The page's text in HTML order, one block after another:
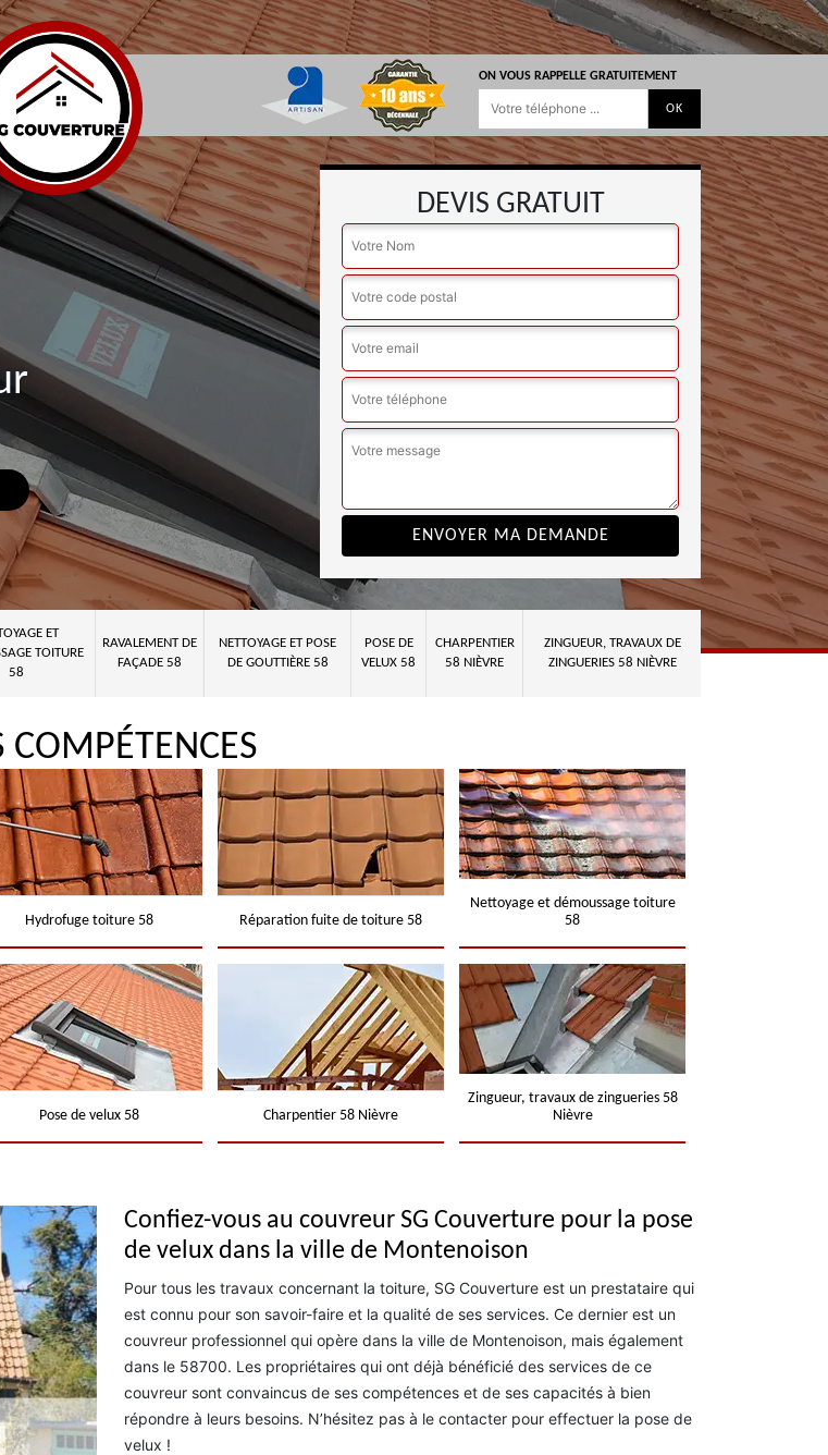
ON VOUS RAPPELLE GRATUITEMENT
DEVIS GRATUIT
ET
TOITURE
58
RAVALEMENT DE
FAÇADE 58
NETTOYAGE ET POSE
DE GOUTTIÈRE 58
POSE DE
VELUX 58
CHARPENTIER
58 NIÈVRE
ZINGUEUR, TRAVAUX DE
ZINGUERIES 58 NIÈVRE
COMPÉTENCES
Hydrofuge toiture 58 Réparation fuite de toiture 58
Nettoyage et démoussage toiture
58
Pose de velux 58 Charpentier 58 Nièvre
Zingueur, travaux de zingueries 58
Nièvre
Confiez-vous au couvreur SG Couverture pour la pose
de velux dans la ville de Montenoison
Pour tous les travaux concernant la toiture, SG Couverture est un prestataire qui
est connu pour son savoir-faire et la qualité de ses services. Ce dernier est un
couvreur professionnel qui opère dans la ville de Montenoison, mais également
dans le 58700. Les propriétaires qui ont déjà bénéficié des services de ce
couvreur sont convaincus de ses compétences et de ses capacités à bien
répondre à leurs besoins. N’hésitez pas à le contacter pour effectuer la pose de
velux !